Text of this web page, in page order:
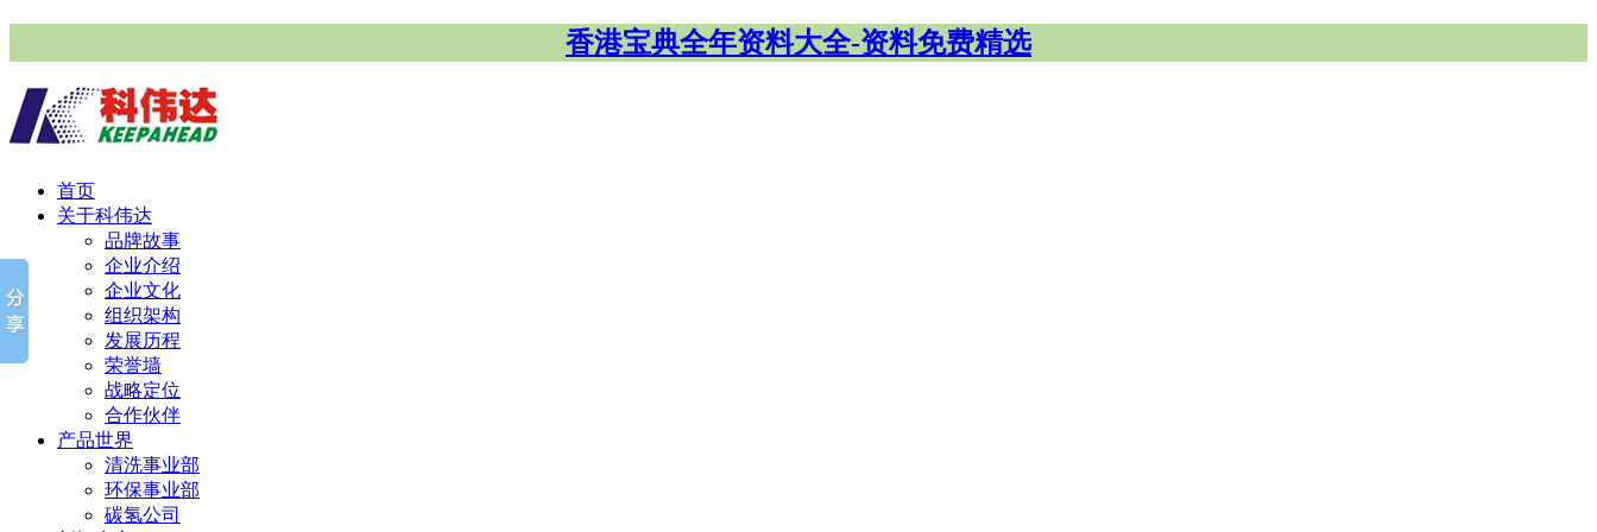
香港宝典全年资料大全-资料免费精选
首页
关于科伟达
品牌故事
企业介绍
企业文化
组织架构
发展历程
荣誉墙
战略定位
合作伙伴
产品世界
清洗事业部
环保事业部
碳氢公司